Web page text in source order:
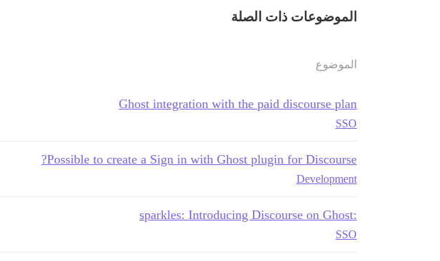
الموضوعات ذات الصلة
الموضوع
Ghost integration with the paid discourse plan
SSO
Possible to create a Sign in with Ghost plugin for Discourse?
Development
:sparkles: Introducing Discourse on Ghost
SSO